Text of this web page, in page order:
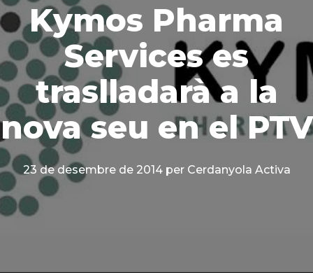
Kymos Pharma
Services es
traslladarà a la
nova seu en el PTV
23 de desembre de 2014 per Cerdanyola Activa